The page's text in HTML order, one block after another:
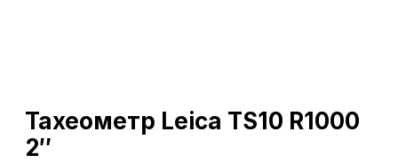
Тахеометр Leica TS10 R1000
2″